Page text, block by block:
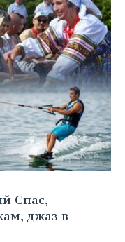
Спас,
джаз в